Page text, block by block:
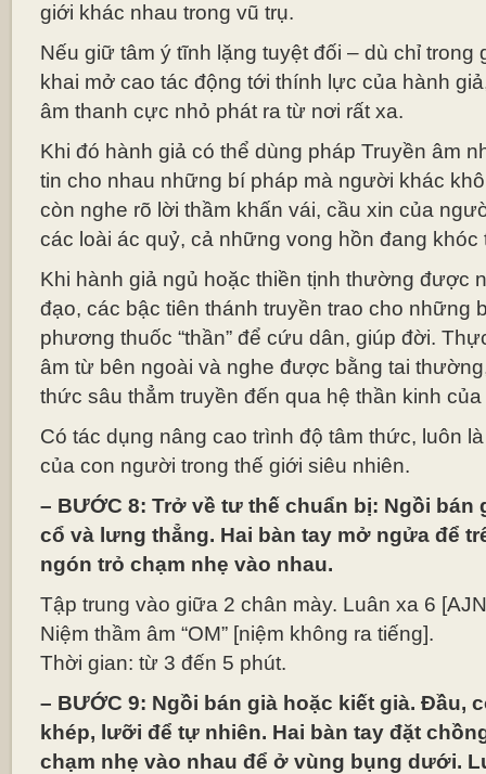
giới khác nhau trong vũ trụ.
Nếu giữ tâm ý tĩnh lặng tuyệt đối – dù chỉ trong
khai mở cao tác động tới thính lực của hành
âm thanh cực nhỏ phát ra từ nơi rất xa.
Khi đó hành giả có thể dùng pháp Truyền âm
tin cho nhau những bí pháp mà người khác
còn nghe rõ lời thầm khấn vái, cầu xin của
các loài ác quỷ, cả những vong hồn đang khóc
Khi hành giả ngủ hoặc thiền tịnh thường được
đạo, các bậc tiên thánh truyền trao cho những
phương thuốc “thần” để cứu dân, giúp đời.
âm từ bên ngoài và nghe được bằng tai
thức sâu thẳm truyền đến qua hệ thần kinh
Có tác dụng nâng cao trình độ tâm thức, luôn
của con người trong thế giới siêu nhiên.
– BƯỚC 8: Trở về tư thế chuẩn bị: Ngồi bán
cổ và lưng thẳng. Hai bàn tay mở ngửa để
ngón trỏ chạm nhẹ vào nhau.
Tập trung vào giữa 2 chân mày. Luân xa 6
Niệm thầm âm “OM” [niệm không ra tiếng].
Thời gian: từ 3 đến 5 phút.
– BƯỚC 9: Ngồi bán già hoặc kiết già. Đầu,
khép, lưỡi để tự nhiên. Hai bàn tay đặt
chạm nhẹ vào nhau để ở vùng bụng dưới.